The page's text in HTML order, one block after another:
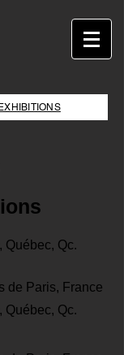
EXHIBITIONS
Qc.
de Paris, France
Qc.